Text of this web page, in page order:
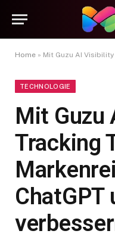
Home » Mit Guzu AI Visibility Tracking
TECHNOLOGIE
Mit Guzu
Tracking
ChatGPT